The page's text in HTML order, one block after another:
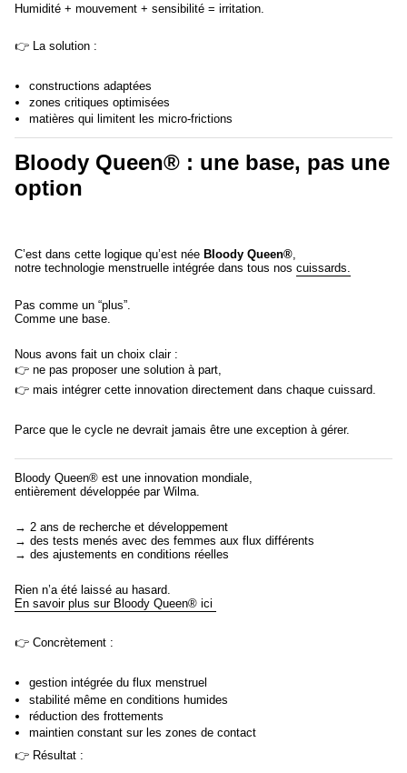
Humidité + mouvement + sensibilité = irritation.
👉 La solution :
constructions adaptées
zones critiques optimisées
matières qui limitent les micro-frictions
Bloody Queen® : une base, pas une
option
C’est dans cette logique qu’est née Bloody Queen®,
notre technologie menstruelle intégrée dans tous nos cuissards.
Pas comme un “plus”.
Comme une base.
Nous avons fait un choix clair :
👉 ne pas proposer une solution à part,
👉 mais intégrer cette innovation directement dans chaque cuissard.
Parce que le cycle ne devrait jamais être une exception à gérer.
Bloody Queen® est une innovation mondiale,
entièrement développée par Wilma.
→ 2 ans de recherche et développement
→ des tests menés avec des femmes aux flux différents
→ des ajustements en conditions réelles
Rien n’a été laissé au hasard.
En savoir plus sur Bloody Queen® ici
👉 Concrètement :
gestion intégrée du flux menstruel
stabilité même en conditions humides
réduction des frottements
maintien constant sur les zones de contact
👉 Résultat :